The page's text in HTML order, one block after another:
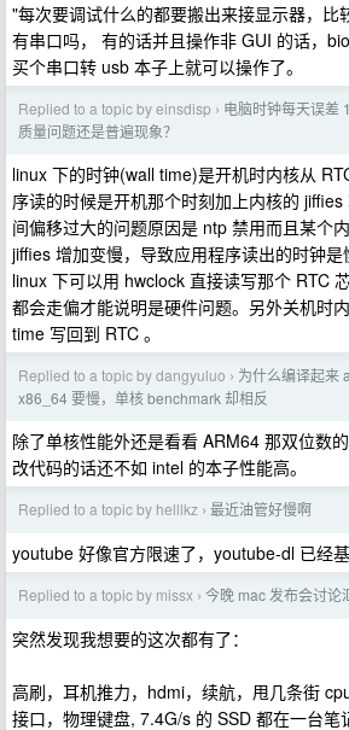
"每次要调试什么的都要搬出来接显示器，比
有串口吗， 有的话并且操作非 GUI 的话，
买个串口转 usb 本子上就可以操作了。
Replied to a topic by einsdisp › 电脑时钟每天误差
质量问题还是普遍现象？
linux 下的时钟(wall time)是开机时内核从
序读的时候是开机那个时刻加上内核的
间偏移过大的问题原因是 ntp 禁用而且某个
jiffies 增加变慢，导致应用程序读出的时钟是
linux 下可以用 hwclock 直接读写那个 RTC
都会走偏才能说明是硬件问题。另外关机时
time 写回到 RTC 。
Replied to a topic by dangyuluo › 为什么编译起来
x86_64 要慢，单核 benchmark 却相反
除了单核性能外还是看看 ARM64 那双位数
改代码的话还不如 intel 的本子性能高。
Replied to a topic by helllkz › 最近油管好慢啊
youtube 好像官方限速了，youtube-dl 已经
Replied to a topic by missx › 今晚 mac 发布会讨论
突然发现我想要的这次都有了：
高刷，耳机推力，hdmi，续航，甩几条街
接口，物理键盘, 7.4G/s 的 SSD 都在一台笔